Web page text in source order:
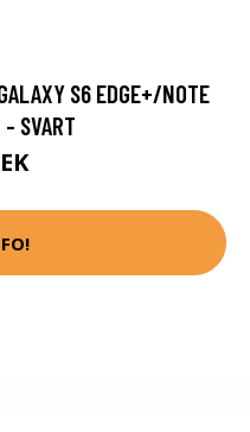
S6 EDGE+/NOTE
SVART